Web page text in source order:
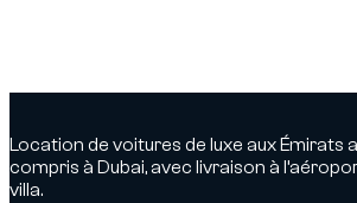
Location de voitures de luxe aux Émirats
compris à Dubai, avec livraison à
villa.